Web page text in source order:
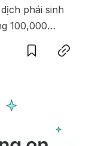
phái sinh
100,000
SaveCopy link